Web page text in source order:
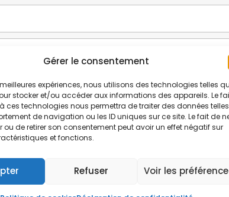
Gérer le consentement
expériences, nous utilisons des technologies telles
stocker et/ou accéder aux informations des appareils. Le
ces technologies nous permettra de traiter des données telles
de navigation ou les ID uniques sur ce site. Le fait de
ou de retirer son consentement peut avoir un effet négatif sur
et fonctions.
Refuser Voir les
Isolation Traitement d'humidité